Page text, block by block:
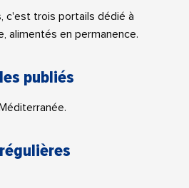
c'est trois portails dédié à
alimentés en permanence.
publiés